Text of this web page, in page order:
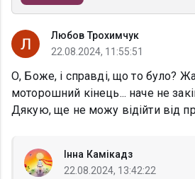
Любов Трохимчук
22.08.2024, 11:55:51
О, Боже, і справді, що то було?
моторошний кінець... наче не
Дякую, ще не можу відійти від
Інна Камікадз
22.08.2024, 13:42:22